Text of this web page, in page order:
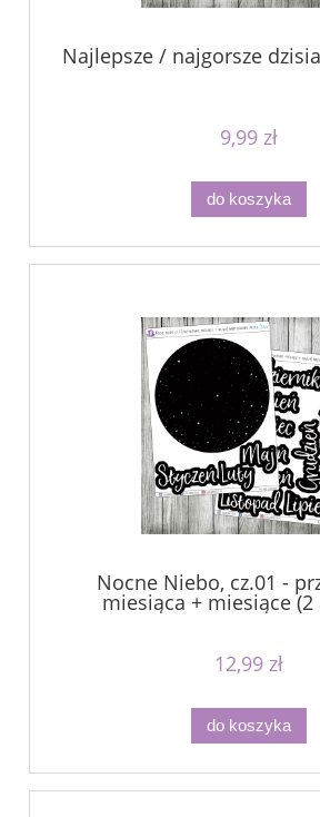
Najlepsze / najgorsze
9,99 zł
do koszyka
Nocne Niebo, cz.01 -
miesiąca + miesiące (2
12,99 zł
do koszyka